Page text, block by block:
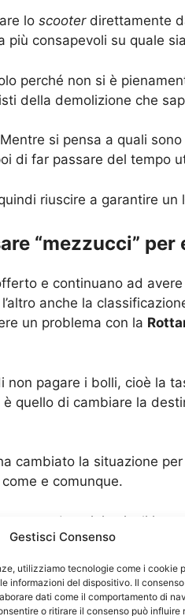
Gestisci Consenso
utilizziamo tecnologie come i cookie
informazioni del dispositivo. Il
dati come il comportamento di
o ritirare il consenso può influire
lo scooterdirettamente
consapevoli su quale
perché non si è
della demolizione che
si pensa a quali
di far passare del tempo
riuscire a garantire
“mezzucci”
e continuano ad
anche la
un problema con la
pagare i bolli, cioè la
quello di cambiare la
cambiato la situazione
e comunque.
quando poi, i veicoli in
aziende devono essere
tutto.
Licenzanon potrà